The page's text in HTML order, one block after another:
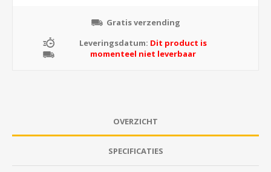
Gratis verzending
Leveringsdatum: Dit product is
momenteel niet leverbaar
OVERZICHT
SPECIFICATIES